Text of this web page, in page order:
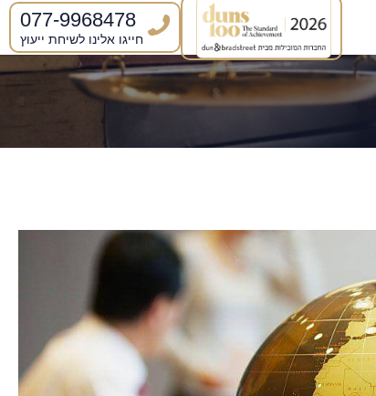
077-9968478
חייגו אלינו לשיחת ייעוץ